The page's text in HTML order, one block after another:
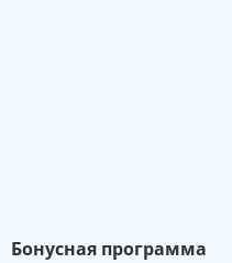
Бонусная программа